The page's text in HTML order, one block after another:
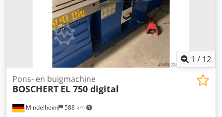
1 / 12
Mindelheim 588 km
Pons- en buigmachine
BOSCHERT EL 750 digital